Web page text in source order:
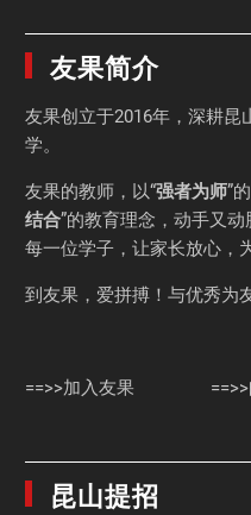
友果简介
友果创立于2016年，深耕昆
学。
友果的教师，以“强者为师”
结合”的教育理念，动手又动
每一位学子，让家长放心，
到友果，爱拼搏！与优秀为
==>>加入友果
昆山提招